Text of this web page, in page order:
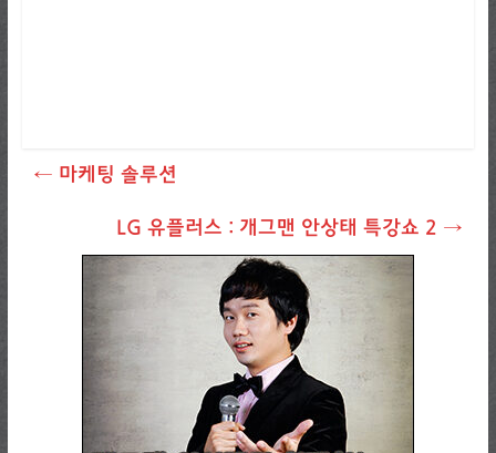
← 마케팅 솔루션
LG 유플러스 : 개그맨 안상태 특강쇼 2 →